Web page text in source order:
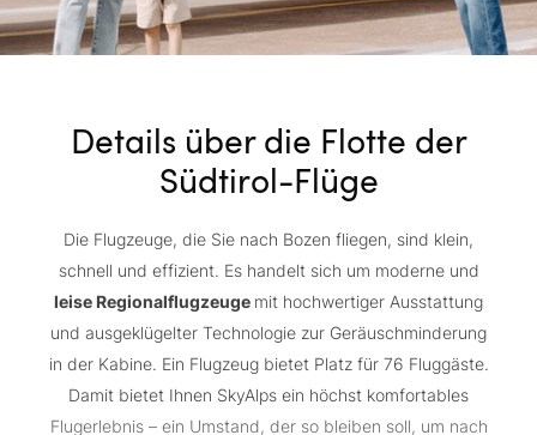
Details über die Flotte der
Südtirol-Flüge
Die Flugzeuge, die Sie nach Bozen fliegen, sind klein,
schnell und effizient. Es handelt sich um moderne und
leise Regionalflugzeuge mit hochwertiger Ausstattung
und ausgeklügelter Technologie zur Geräuschminderung
in der Kabine. Ein Flugzeug bietet Platz für 76 Fluggäste.
Damit bietet Ihnen SkyAlps ein höchst komfortables
Flugerlebnis – ein Umstand, der so bleiben soll, um nach